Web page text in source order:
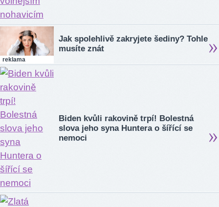
reklama
Jak spolehlivě zakryjete šediny? Tohle
musíte znát
Biden kvůli rakovině trpí! Bolestná
slova jeho syna Huntera o šířící se
nemoci